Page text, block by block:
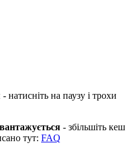
- натисніть на паузу і трохи
- збільшіть кеш
тут: FAQ